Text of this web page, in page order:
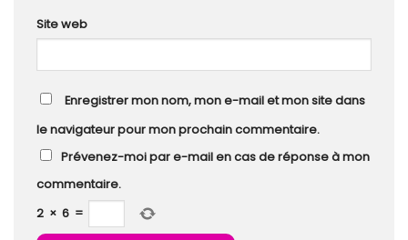
Site web
Enregistrer mon nom, mon e-mail et mon site dans
le navigateur pour mon prochain commentaire.
Prévenez-moi par e-mail en cas de réponse à mon
commentaire.
2 × 6 =